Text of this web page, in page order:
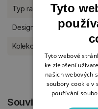
Typ razítka
Designér
Kolekce Studio Light
Související produkty
Tyto
Tyto webové
ke zlepšení
našich webových
soubory cookie v
používání